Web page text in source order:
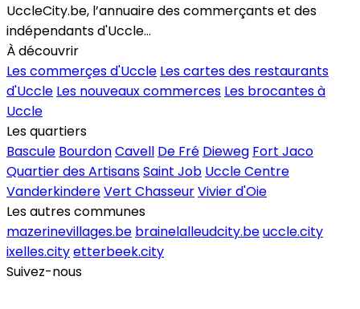
UccleCity.be, l’annuaire des commerçants et des
indépendants d'Uccle...
À découvrir
Les commerçes d'Uccle Les cartes des restaurants
d'Uccle Les nouveaux commerces Les brocantes à
Uccle
Les quartiers
Bascule BourdonCavell De Fré Dieweg Fort Jaco
Quartier des ArtisansSaint Job Uccle Centre
VanderkindereVert ChasseurVivier d'Oie
Les autres communes
mazerinevillages.be brainelalleudcity.beuccle.city
ixelles.cityetterbeek.city
Suivez-nous